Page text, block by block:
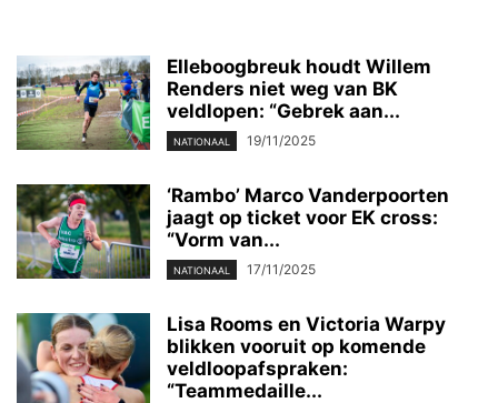
Elleboogbreuk houdt Willem
Renders niet weg van BK
veldlopen: “Gebrek aan...
NATIONAAL 19/11/2025
‘Rambo’ Marco Vanderpoorten
jaagt op ticket voor EK cross:
“Vorm van...
NATIONAAL 17/11/2025
Lisa Rooms en Victoria Warpy
blikken vooruit op komende
veldloopafspraken:
“Teammedaille...